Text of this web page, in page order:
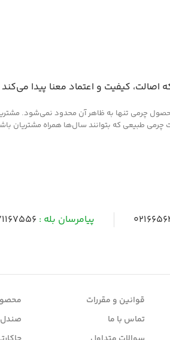
اصالت، کیفیت و اعتماد معنا پیدا می‌کند
چرمی تنها به ظاهر آن محدود نمی‌شود.
چرمی طبیعی که بتوانند سال‌ها همراه مشتریان
پیامرسان بله :
قوانین و مقررات
تماس با ما